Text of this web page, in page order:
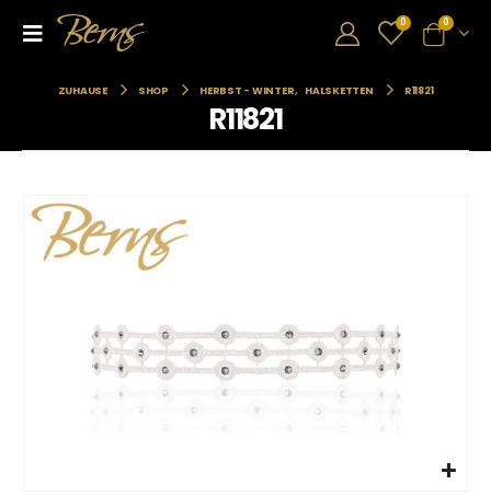
0 0
ZUHAUSE SHOP HERBST - WINTER, HALSKETTEN R11821
R11821